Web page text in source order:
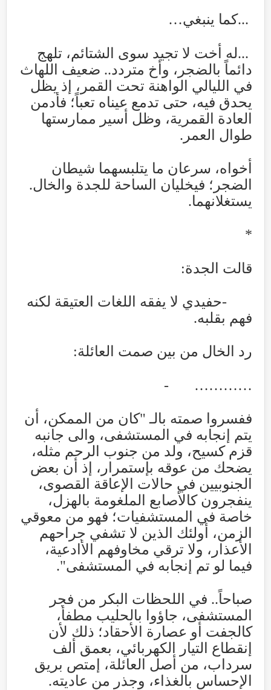
...كما ينبغي…
...له أخت لا تجيد سوى الشتائم، تلهج
دائماً بالضجر، وأخ متردد.. ضعيف اللهاث
في الليالي الواهنة تحت القمر، إذ يظل
يحدق فيه، حتى تدمع عيناه تعباً؛ فأدمن
العادة القمرية، وظل أسير ممارستها
طوال العمر .
أخواه، سرعان ما يتلبسهما شيطان
الضجر؛ فيخليان الساحة للجدة والخال.
يستغلانهما.
*
قالت الجدة:
-حفيدي لا يفقه اللغات العتيقة لكنه
فهم بقلبه.
رد الخال من بين صمت العائلة:
- …………
ففسروا صمته بالـ "كان من الممكن، أن
يتم إنجابه في المستشفى، والى جانبه
قزم كسيح، ولد من جنوب الرحم مثله،
يضحك من عوقه بإستمرار، إذ أن بعض
الجنوبيين في حالات الإعاقة القصوى،
ينفجرون كالأصابع الملغومة بالهزل،
خاصة في المستشفيات؛ فهو من معوقي
الزمن، أولئك الذين لا تشفي جراحهم
الأعذار، ولا ترقي مخاوفهم الأادعية،
فيما لو تم إنجابه في المستشفى".
صباحاً.. في اللحظات البكر من فجر
المستشفى، جاؤوا بالحليب مطفأ،
كالجفت أو عصارة الأحقاد؛ ذلك لأن
إنقطاع التيار الكهربائي، بعمق ألف
سرداب، من أصل العائلة، إمتص بريق
الإحساس بالغذاء، وجذر من عاديته.